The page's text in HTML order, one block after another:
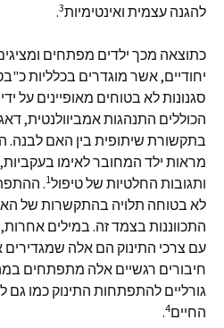
להגנה עצמית ואינטימיות3
.
כתוצאה מכך ילדים מפתחים
יחודיים, אשר מוגדרים בכלליות
סגנונות לא בטוחים מאופיינים על
הכוללים התנהגות אמביוולנטית,
בתקשורת שיתופית בין האם לבנה.
מראות ילד המחובר לאימו
ותגובות החלטיות של טיפול1
.
לא בטוחה תלויה בהתקשרות של
התכווננות בצמד זה. במילים
עם צרכי התינוק הם אלה
חיבורים רגשיים אלה מתפתחים
גורליים להתפתחות התינוק כמו
החיים4
.